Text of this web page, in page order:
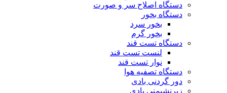
دستگاه اصلاح سر و صورت
دستگاه بخور
بخور سرد
بخور گرم
دستگاه تست قند
لنست تست قند
نوار تست قند
دستگاه تصفیه هوا
دور گردنی بادی
زیرنشیمنی بادی